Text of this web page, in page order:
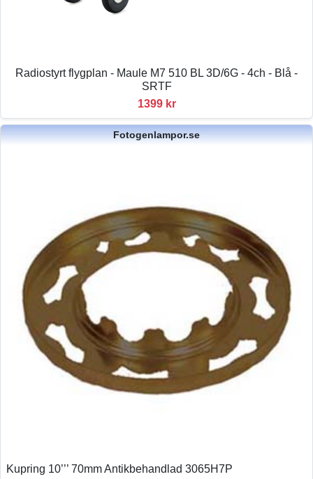
Radiostyrt flygplan - Maule M7 510 BL 3D/6G - 4ch - Blå -
SRTF
1399 kr
Fotogenlampor.se
Kupring 10’’’ 70mm Antikbehandlad 3065H7P